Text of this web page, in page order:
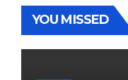
YOU MISSED